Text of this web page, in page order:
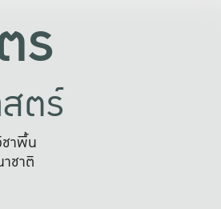
ร
ตร์
าพื้น
ชาติ